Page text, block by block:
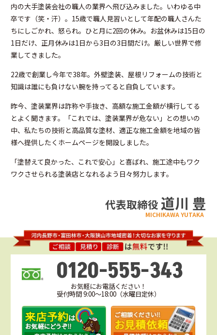
内の大手塗装会社の職人の業界へ飛び込みました。いわゆる中
卒です（笑・汗）。 15歳で職人見習いとして年配の職人さんた
ちにしごかれ、怒られ。ひと月に2回の休み。お盆休みは15日の
1日だけ、正月休みは1日から3日の3日間だけ。厳しい世界で修
業してきました。
22歳で創業し今年で38年。外壁塗装、屋根リフォームの技術と
知識は誰にも負けない腕を持ってると自負しています。
昨今、塗装業界は詐称や手抜き、高額な施工金額が横行してる
とよく聞きます。「これでは、塗装業界が危ない」との想いの
中、私たちの技術と高品質な塗材、適正な施工金額を地域の皆
様へ提供したくホームページを開設しました。
「塗替えて良かった、これで安心」と喜ばれ、施工途中もワク
ワクさせられる塗装店となれるよう日々努力します。
代表取締役 道川 豊
MICHIKAWA YUTAKA
0120-555-343
お気軽にお電話ください！
受付時間 9:00～18:00（水曜日定休）